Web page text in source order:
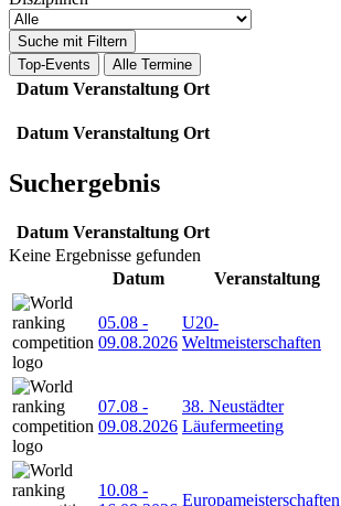
Suche mit Filtern
Top-Events
Alle Termine
Datum Veranstaltung Ort
Datum Veranstaltung Ort
Suchergebnis
Datum Veranstaltung Ort
Keine Ergebnisse gefunden
Datum
Veranstaltung
05.08 -
09.08.2026
U20-
Weltmeisterschaften
07.08 -
09.08.2026
38. Neustädter
Läufermeeting
10.08 -
Europameisterschaften